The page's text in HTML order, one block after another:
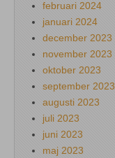
februari 2024
januari 2024
december 2023
november 2023
oktober 2023
september 2023
augusti 2023
juli 2023
juni 2023
maj 2023